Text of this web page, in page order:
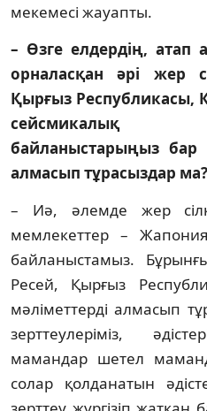
мекемесі жауапты.
– Өзге елдердің, атап
орналасқан әрі жер
Қырғыз Республикасы,
сейсмикалық
байланыстарыңыз
алмасып тұрасыздар ма?
– Иә, әлемде жер
мемлекеттер –
байланыстамыз.
Ресей, Қырғыз
мәліметтерді алмасып
зерттеулеріміз,
мамандар шетел
солар қолда­на­тын